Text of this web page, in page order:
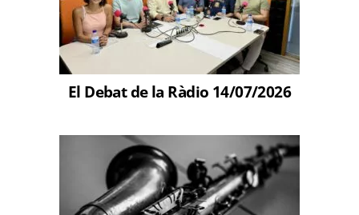
El Debat de la Ràdio 14/07/2026